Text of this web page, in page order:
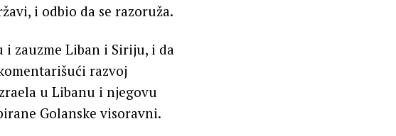
i odbio da se razoruža.
zauzme Liban i Siriju, i da
razvoj
u Libanu i njegovu
Golanske visoravni.